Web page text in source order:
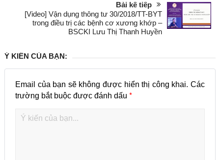
Bài kế tiếp
[Video] Vận dụng thông tư 30/2018/TT-BYT
trong điều trị các bệnh cơ xương khớp –
BSCKI Lưu Thị Thanh Huyền
Ý KIẾN CỦA BẠN:
Email của bạn sẽ không được hiển thị công khai. Các
trường bắt buộc được đánh dấu *